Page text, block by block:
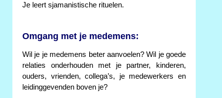
Je leert sjamanistische rituelen.
Omgang met je medemens:
Wil je je medemens beter aanvoelen? Wil je goede
relaties onderhouden met je partner, kinderen,
ouders, vrienden, collega’s, je medewerkers en
leidinggevenden boven je?